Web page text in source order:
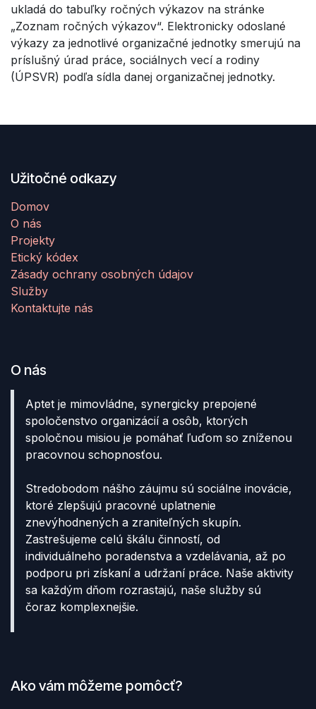
ukladá do tabuľky ročných výkazov na stránke
„Zoznam ročných výkazov“. Elektronicky odoslané
výkazy za jednotlivé organizačné jednotky smerujú na
príslušný úrad práce, sociálnych vecí a rodiny
(ÚPSVR) podľa sídla danej organizačnej jednotky.
Užitočné odkazy
Domov
O nás
Projekty
Etický kódex
Zásady ochrany osobných údajov
Služby
Kontaktujte nás
O nás
Aptet je mimovládne, synergicky prepojené
spoločenstvo organizácií a osôb, ktorých
spoločnou misiou je pomáhať ľuďom so zníženou
pracovnou schopnosťou.
Stredobodom nášho záujmu sú sociálne inovácie,
ktoré zlepšujú pracovné uplatnenie
znevýhodnených a zraniteľných skupín.
Zastrešujeme celú škálu činností, od
individuálneho poradenstva a vzdelávania, až po
podporu pri získaní a udržaní práce. Naše aktivity
sa každým dňom rozrastajú, naše služby sú
čoraz komplexnejšie.
Ako vám môžeme pomôcť?